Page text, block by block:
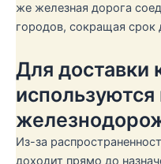
же железная дорога
городов, сокращая срок
Для доставки
Из-за
доходит прямо до